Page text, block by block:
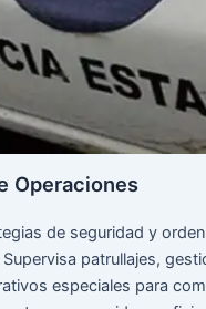
Operaciones
de seguridad y
patrullajes,
especiales para